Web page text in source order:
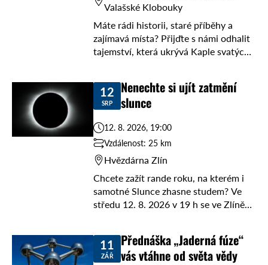
Valašské Klobouky
Máte rádi historii, staré příběhy a
zajímavá místa? Přijďte s námi odhalit
tajemství, která ukrývá Kaple svatých
poutavého vyprávění. Kdy a kde ...
12
SRP
Nenechte si ujít zatmění
slunce
12. 8. 2026, 19:00
Vzdálenost: 25 km
Hvězdárna Zlín
Chcete zažít rande roku, na kterém i
samotné Slunce zhasne studem? Ve
středu 12. 8. 2026 v 19 h se ve Zlíně
11
ZÁŘ
Přednáška „Jaderná fúze“
vás vtáhne od světa vědy